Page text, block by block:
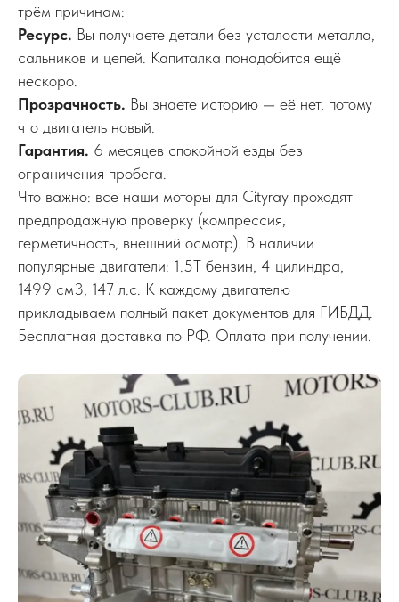
трём причинам:
Ресурс. Вы получаете детали без усталости металла,
сальников и цепей. Капиталка понадобится ещё
нескоро.
Прозрачность. Вы знаете историю — её нет, потому
что двигатель новый.
Гарантия. 6 месяцев спокойной езды без
ограничения пробега.
Что важно: все наши моторы для Cityray проходят
предпродажную проверку (компрессия,
герметичность, внешний осмотр). В наличии
популярные двигатели: 1.5T бензин, 4 цилиндра,
1499 см3, 147 л.с. К каждому двигателю
прикладываем полный пакет документов для ГИБДД.
Бесплатная доставка по РФ. Оплата при получении.